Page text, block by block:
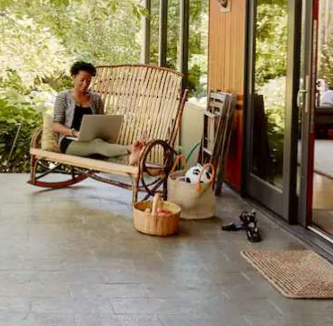
vers le bas pour les parcourir ou en appuyant et en